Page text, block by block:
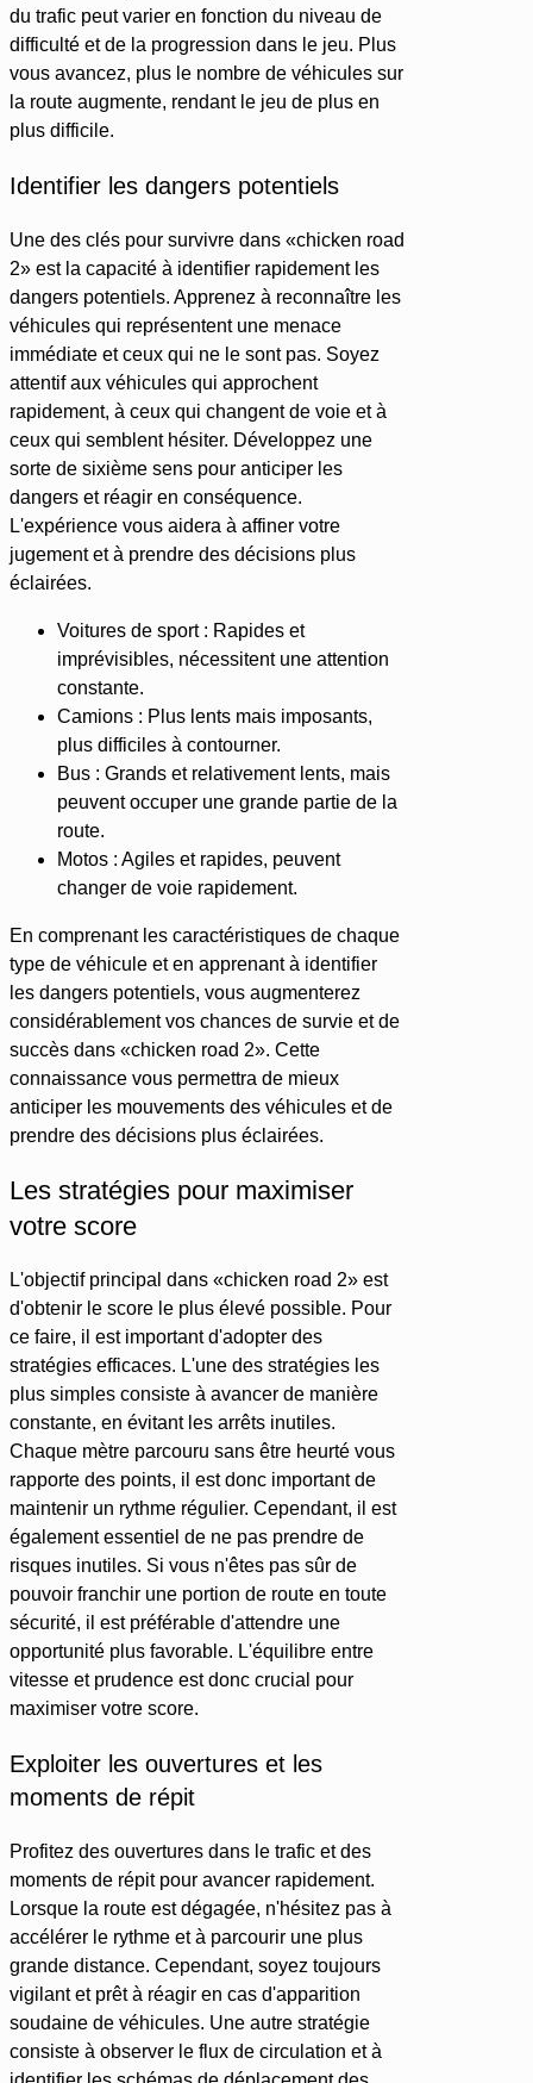
du trafic peut varier en fonction du niveau de
difficulté et de la progression dans le jeu. Plus
vous avancez, plus le nombre de véhicules sur
la route augmente, rendant le jeu de plus en
plus difficile.
Identifier les dangers potentiels
Une des clés pour survivre dans «chicken road
2» est la capacité à identifier rapidement les
dangers potentiels. Apprenez à reconnaître les
véhicules qui représentent une menace
immédiate et ceux qui ne le sont pas. Soyez
attentif aux véhicules qui approchent
rapidement, à ceux qui changent de voie et à
ceux qui semblent hésiter. Développez une
sorte de sixième sens pour anticiper les
dangers et réagir en conséquence.
L'expérience vous aidera à affiner votre
jugement et à prendre des décisions plus
éclairées.
Voitures de sport : Rapides et
imprévisibles, nécessitent une attention
constante.
Camions : Plus lents mais imposants,
plus difficiles à contourner.
Bus : Grands et relativement lents, mais
peuvent occuper une grande partie de la
route.
Motos : Agiles et rapides, peuvent
changer de voie rapidement.
En comprenant les caractéristiques de chaque
type de véhicule et en apprenant à identifier
les dangers potentiels, vous augmenterez
considérablement vos chances de survie et de
succès dans «chicken road 2». Cette
connaissance vous permettra de mieux
anticiper les mouvements des véhicules et de
prendre des décisions plus éclairées.
Les stratégies pour maximiser
votre score
L'objectif principal dans «chicken road 2» est
d'obtenir le score le plus élevé possible. Pour
ce faire, il est important d'adopter des
stratégies efficaces. L'une des stratégies les
plus simples consiste à avancer de manière
constante, en évitant les arrêts inutiles.
Chaque mètre parcouru sans être heurté vous
rapporte des points, il est donc important de
maintenir un rythme régulier. Cependant, il est
également essentiel de ne pas prendre de
risques inutiles. Si vous n'êtes pas sûr de
pouvoir franchir une portion de route en toute
sécurité, il est préférable d'attendre une
opportunité plus favorable. L'équilibre entre
vitesse et prudence est donc crucial pour
maximiser votre score.
Exploiter les ouvertures et les
moments de répit
Profitez des ouvertures dans le trafic et des
moments de répit pour avancer rapidement.
Lorsque la route est dégagée, n'hésitez pas à
accélérer le rythme et à parcourir une plus
grande distance. Cependant, soyez toujours
vigilant et prêt à réagir en cas d'apparition
soudaine de véhicules. Une autre stratégie
consiste à observer le flux de circulation et à